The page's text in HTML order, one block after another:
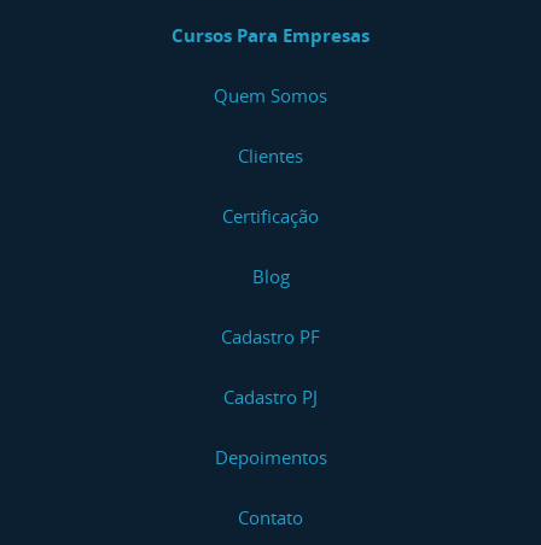
Cursos Para Empresas
Quem Somos
Clientes
Certificação
Blog
Cadastro PF
Cadastro PJ
Depoimentos
Contato